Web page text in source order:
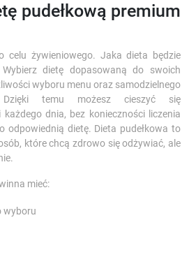
pudełkową premium
celu żywieniowego. Jaka dieta będzie
dietę dopasowaną do swoich
wyboru menu oraz samodzielnego
Dzięki temu możesz cieszyć się
każdego dnia, bez konieczności liczenia
odpowiednią dietę. Dieta pudełkowa to
które chcą zdrowo się odżywiać, ale
mieć:
wyboru